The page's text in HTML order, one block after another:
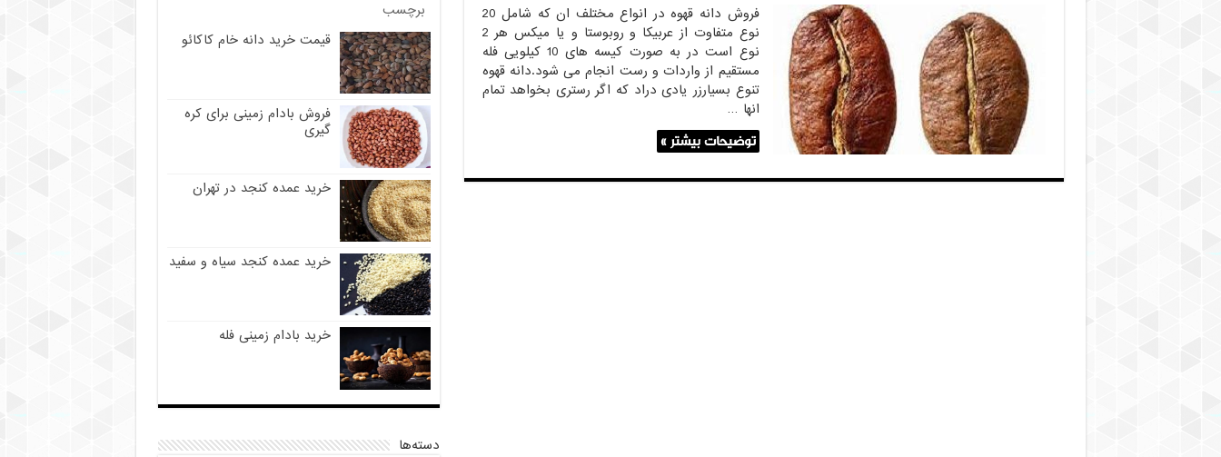
انواع
دانه
قهوه
روبوستا
و
عربیکا
فروش دانه قهوه در انواع مختلف ان که شامل 20
نوع متفاوت از عربیکا و روبوستا و یا میکس هر 2
نوع است در به صورت کیسه های 10 کیلویی فله
مستقیم از واردات و رست انجام می شود.دانه قهوه
تنوع بسیارزر یادی دراد که اگر رستری بخواهد تمام
انها …
توضیحات بیشتر »
برچسب
قیمت خرید دانه خام کاکائو
فروش بادام زمینی برای کره
گیری
خرید عمده کنجد در تهران
خرید عمده کنجد سیاه و سفید
خرید بادام زمینی فله
دسته‌ها